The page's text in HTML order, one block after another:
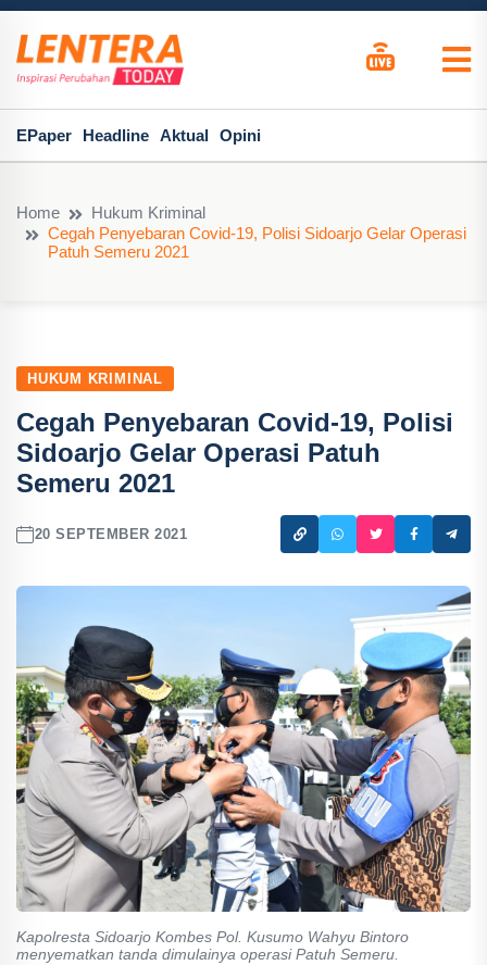
EPaper Headline Aktual Opini
Home
Hukum Kriminal
Cegah Penyebaran Covid-19, Polisi Sidoarjo Gelar Operasi
Patuh Semeru 2021
HUKUM KRIMINAL
Cegah Penyebaran Covid-19, Polisi
Sidoarjo Gelar Operasi Patuh
Semeru 2021
20 SEPTEMBER 2021
Kapolresta Sidoarjo Kombes Pol. Kusumo Wahyu Bintoro
menyematkan tanda dimulainya operasi Patuh Semeru.